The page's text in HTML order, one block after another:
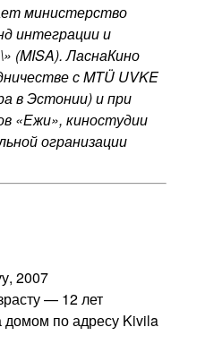
министерство
интеграции и
(MISA). ЛаснаКино
с MTÜ UVKE
в Эстонии)и при
«Ежи», киностудии
огранизации
2007
— 12 лет
домом по адресу Kivila